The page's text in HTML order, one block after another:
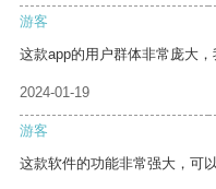
游客
这款app的用户群体非常庞大
2024-01-19
游客
这款软件的功能非常强大，可